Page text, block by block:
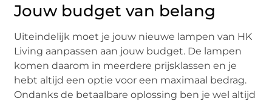
Jouw budget van belang
Uiteindelijk moet je jouw nieuwe lampen van HK
Living aanpassen aan jouw budget. De lampen
komen daarom in meerdere prijsklassen en je
hebt altijd een optie voor een maximaal bedrag.
Ondanks de betaalbare oplossing ben je wel altijd